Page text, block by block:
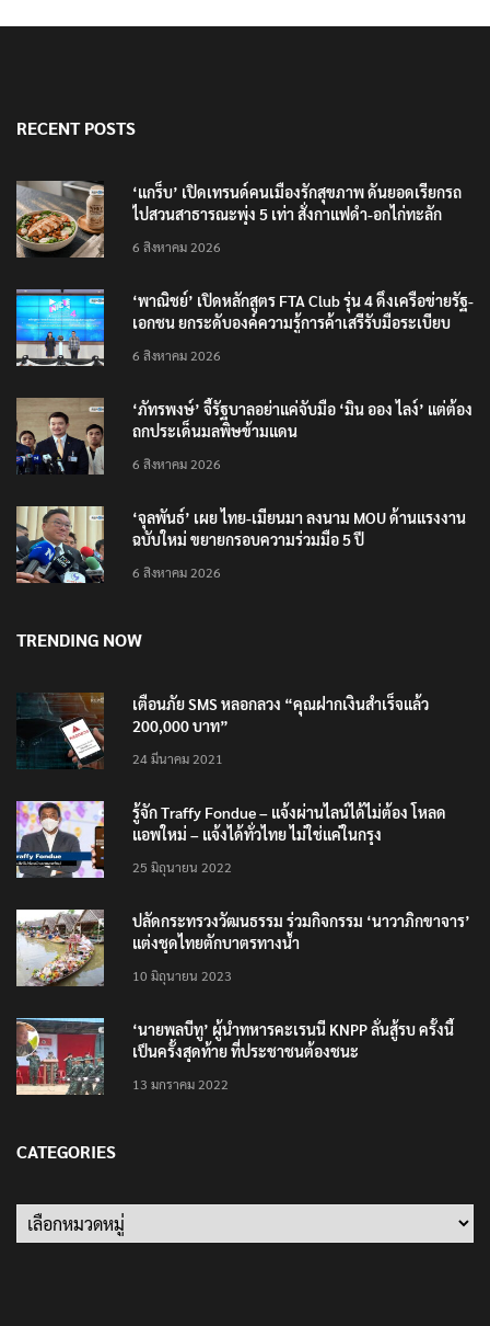
RECENT POSTS
‘แกร็บ’ เปิดเทรนด์คนเมืองรักสุขภาพ ดันยอดเรียกรถ
ไปสวนสาธารณะพุ่ง 5 เท่า สั่งกาแฟดำ-อกไก่ทะลัก
6 สิงหาคม 2026
‘พาณิชย์’ เปิดหลักสูตร FTA Club รุ่น 4 ดึงเครือข่ายรัฐ-
เอกชน ยกระดับองค์ความรู้การค้าเสรีรับมือระเบียบ
6 สิงหาคม 2026
‘ภัทรพงษ์’ จี้รัฐบาลอย่าแค่จับมือ ‘มิน ออง ไลง์’ แต่ต้อง
ถกประเด็นมลพิษข้ามแดน
6 สิงหาคม 2026
‘จุลพันธ์’ เผย ไทย-เมียนมา ลงนาม MOU ด้านแรงงาน
ฉบับใหม่ ขยายกรอบความร่วมมือ 5 ปี
6 สิงหาคม 2026
TRENDING NOW
เตือนภัย SMS หลอกลวง “คุณฝากเงินสำเร็จแล้ว
200,000 บาท”
24 มีนาคม 2021
รู้จัก Traffy Fondue – แจ้งผ่านไลน์ได้ไม่ต้อง โหลด
แอพใหม่ – แจ้งได้ทั่วไทย ไม่ใช่แค่ในกรุง
25 มิถุนายน 2022
ปลัดกระทรวงวัฒนธรรม ร่วมกิจกรรม ‘นาวาภิกขาจาร’
แต่งชุดไทยตักบาตรทางน้ำ
10 มิถุนายน 2023
‘นายพลบีทู’ ผู้นำทหารคะเรนนี KNPP ลั่นสู้รบ ครั้งนี้
เป็นครั้งสุดท้าย ที่ประชาชนต้องชนะ
13 มกราคม 2022
CATEGORIES
Categories